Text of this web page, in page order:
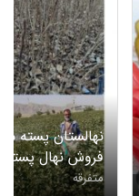
نهالستان پسته
فروش نهال پسته
متفرقه